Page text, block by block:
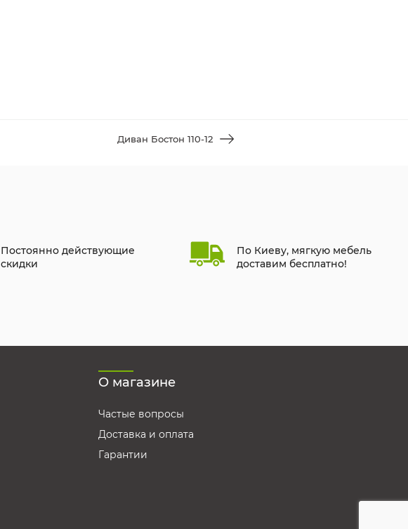
Диван Бостон 110-12
Постоянно действующие
скидки
По Киеву, мягкую мебель
доставим бесплатно!
О магазине
Частые вопросы
Доставка и оплата
Гарантии